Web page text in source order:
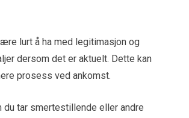
lurt å ha med legitimasjon og
dersom det er aktuelt. Dette kan
prosess ved ankomst.
du tar smertestillende eller andre